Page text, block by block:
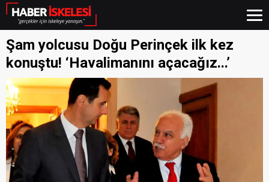
Şam yolcusu Doğu Perinçek ilk kez
konuştu! ‘Havalimanını açacağız...’